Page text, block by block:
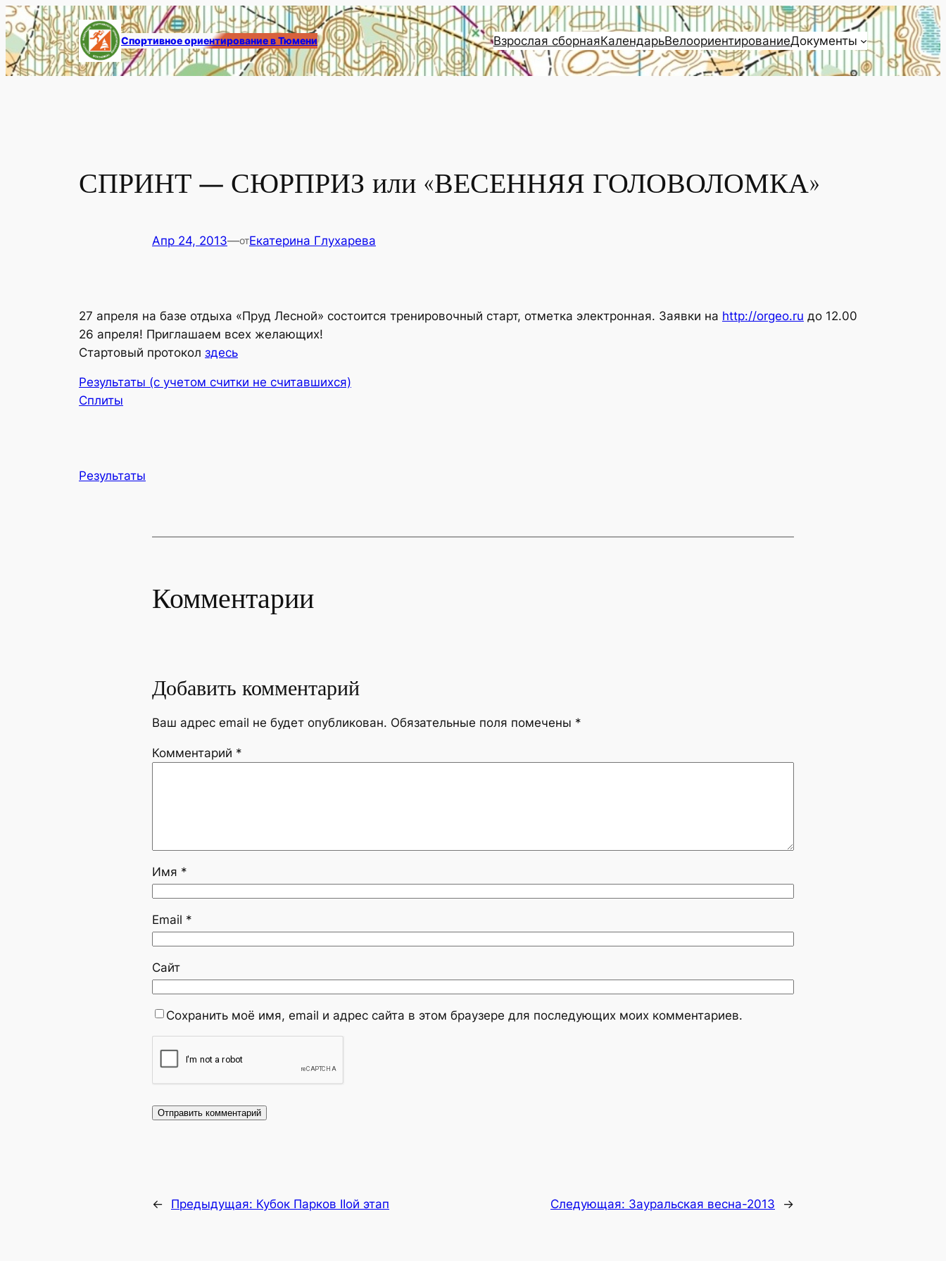
Перейти
к
содержимому
Спортивное ориентирование в Тюмени Взрослая сборнаяКалендарьВелоориентированиеДокументы
СПРИНТ — СЮРПРИЗ или «ВЕСЕННЯЯ ГОЛОВОЛОМКА»
Апр 24, 2013—отЕкатерина Глухарева
27 апреля на базе отдыха «Пруд Лесной» состоится тренировочный старт, отметка электронная. Заявки на http://orgeo.ru до 12.00
26 апреля! Приглашаем всех желающих!
Стартовый протокол здесь
Результаты (с учетом считки не считавшихся)
Сплиты
Результаты
Комментарии
Добавить комментарий
Ваш адрес email не будет опубликован. Обязательные поля помечены *
Комментарий *
Имя *
Email *
Сайт
Сохранить моё имя, email и адрес сайта в этом браузере для последующих моих комментариев.
← Предыдущая: Кубок Парков IIой этап Следующая: Зауральская весна-2013 →